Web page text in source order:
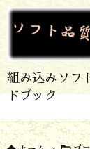
組み込みソフ
ドブック